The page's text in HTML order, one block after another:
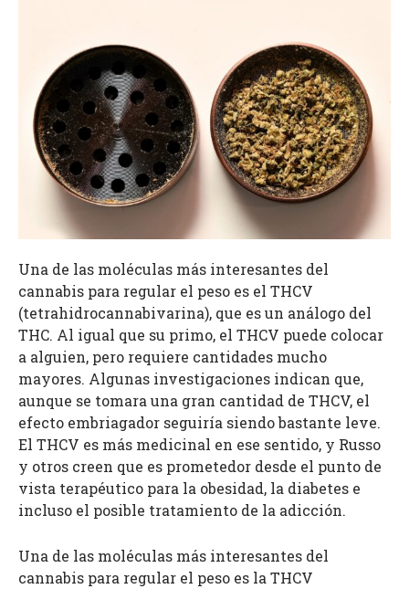
Una de las moléculas más interesantes del
cannabis para regular el peso es el THCV
(tetrahidrocannabivarina), que es un análogo del
THC. Al igual que su primo, el THCV puede colocar
a alguien, pero requiere cantidades mucho
mayores. Algunas investigaciones indican que,
aunque se tomara una gran cantidad de THCV, el
efecto embriagador seguiría siendo bastante leve.
El THCV es más medicinal en ese sentido, y Russo
y otros creen que es prometedor desde el punto de
vista terapéutico para la obesidad, la diabetes e
incluso el posible tratamiento de la adicción.
Una de las moléculas más interesantes del
cannabis para regular el peso es la THCV